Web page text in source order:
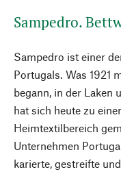
Sampedro.
Sampedro ist einer
Portugals. Was 1921
begann, in der Laken
hat sich heute zu
Heimtextilbereich
Unternehmen
karierte, gestreifte